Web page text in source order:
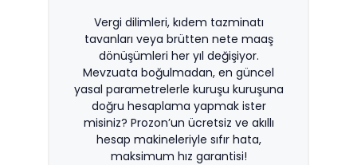
Vergi dilimleri, kıdem tazminatı
tavanları veya brütten nete maaş
dönüşümleri her yıl değişiyor.
Mevzuata boğulmadan, en güncel
yasal parametrelerle kuruşu kuruşuna
doğru hesaplama yapmak ister
misiniz? Prozon’un ücretsiz ve akıllı
hesap makineleriyle sıfır hata,
maksimum hız garantisi!